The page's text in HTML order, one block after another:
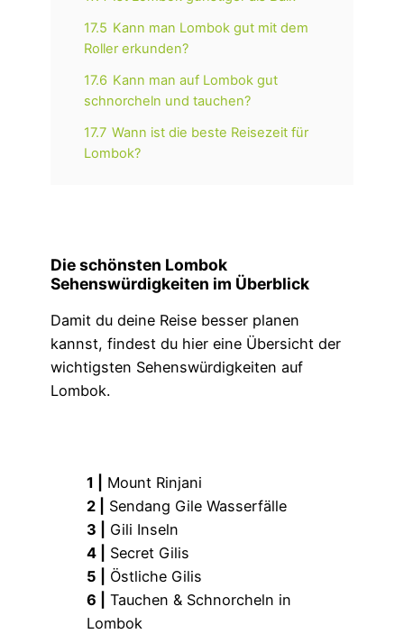
17.5 Kann man Lombok gut mit dem
Roller erkunden?
17.6 Kann man auf Lombok gut
schnorcheln und tauchen?
17.7 Wann ist die beste Reisezeit für
Lombok?
Die schönsten Lombok
Sehenswürdigkeiten im Überblick
Damit du deine Reise besser planen
kannst, findest du hier eine Übersicht der
wichtigsten Sehenswürdigkeiten auf
Lombok.
1 |
Mount Rinjani
2 |
Sendang Gile Wasserfälle
3 |
Gili Inseln
4 |
Secret Gilis
5 |
Östliche Gilis
6 |
Tauchen & Schnorcheln in
Lombok